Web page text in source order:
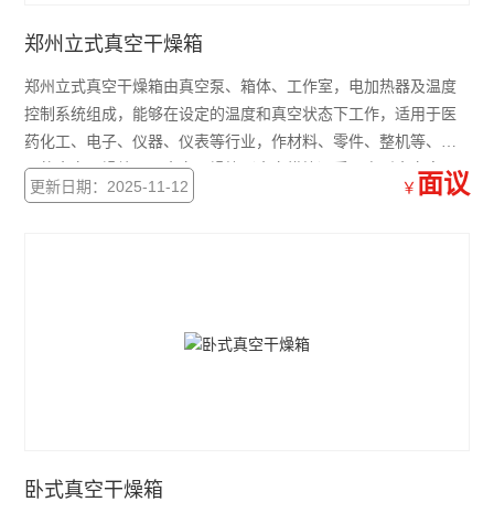
郑州立式真空干燥箱
郑州立式真空干燥箱由真空泵、箱体、工作室，电加热器及温度
控制系统组成，能够在设定的温度和真空状态下工作，适用于医
药化工、电子、仪器、仪表等行业，作材料、零件、整机等、产
品的真空干燥处理。真空干燥箱（真空烘箱）采用方形真空室，
能充分利用空间，抽气速率快，真空度高，操作简便。
更新日期：2025-11-12 ￥ 面议
卧式真空干燥箱